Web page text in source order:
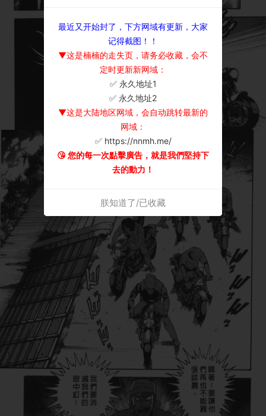
最近又开始封了，下方网域有更新，大家
记得截图！！
▼这是楠楠的走失页，请务必收藏，会不
定时更新新网域：
✅ 永久地址1
✅ 永久地址2
▼这是大陆地区网域，会自动跳转最新的
网域：
✅ https://nnmh.me/
😘 您的每一次點擊廣告，就是我們堅持下
去的動力！
朕知道了/已收藏